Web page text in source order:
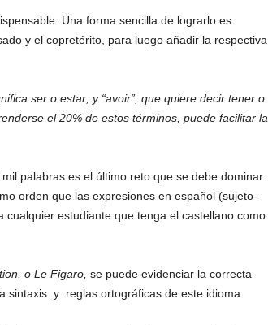
Una forma sencilla de lograrlo es
y el copretérito, para luego añadir la respectiva
ser o estar; y “avoir”, que quiere decir tener o
el 20% de estos términos, puede facilitar la
palabras es el último reto que se debe dominar.
orden que las expresiones en español (sujeto-
estudiante que tenga el castellano como
o Le Figaro, se puede evidenciar la correcta
sintaxis y reglas ortográficas de este idioma.